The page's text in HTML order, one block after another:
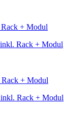
Rack + Modul
Rack + Modul